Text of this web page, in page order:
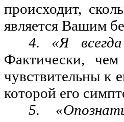
происходит,
является Вашим
4. «Я
Фактически,
чувствительны к
которой его
5.